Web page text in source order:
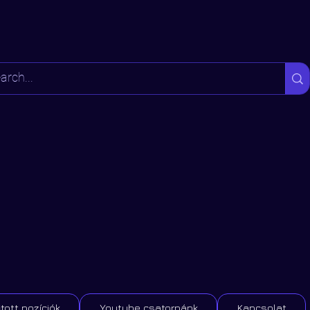
pozíciók Youtube csatornánk Kapcsolat